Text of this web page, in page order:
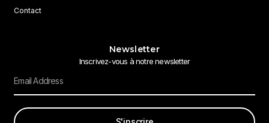
Contact
Newsletter
Inscrivez-vous à notre newsletter